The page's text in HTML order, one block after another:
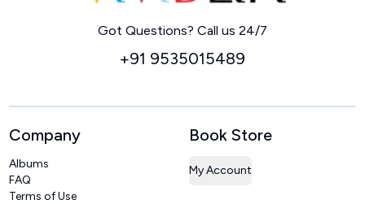
Got Questions? Call us 24/7
+91 9535015489
Company
Albums
FAQ
Terms of Use
Book Store
My Account